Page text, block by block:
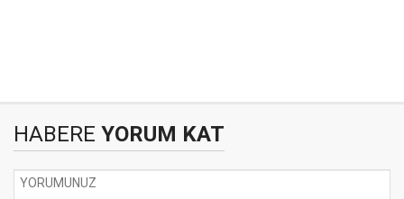
HABERE YORUM KAT